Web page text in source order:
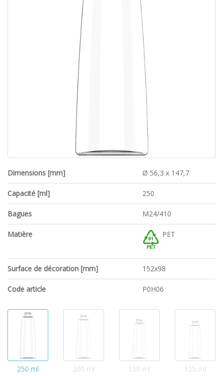
Dimensions [mm] Ø 56,3 x 147,7
Capacité [ml] 250
Bagues M24/410
Matière PET
Surface de décoration [mm] 152x98
Code article P0H06
250 ml 200 ml 150 ml 125 ml